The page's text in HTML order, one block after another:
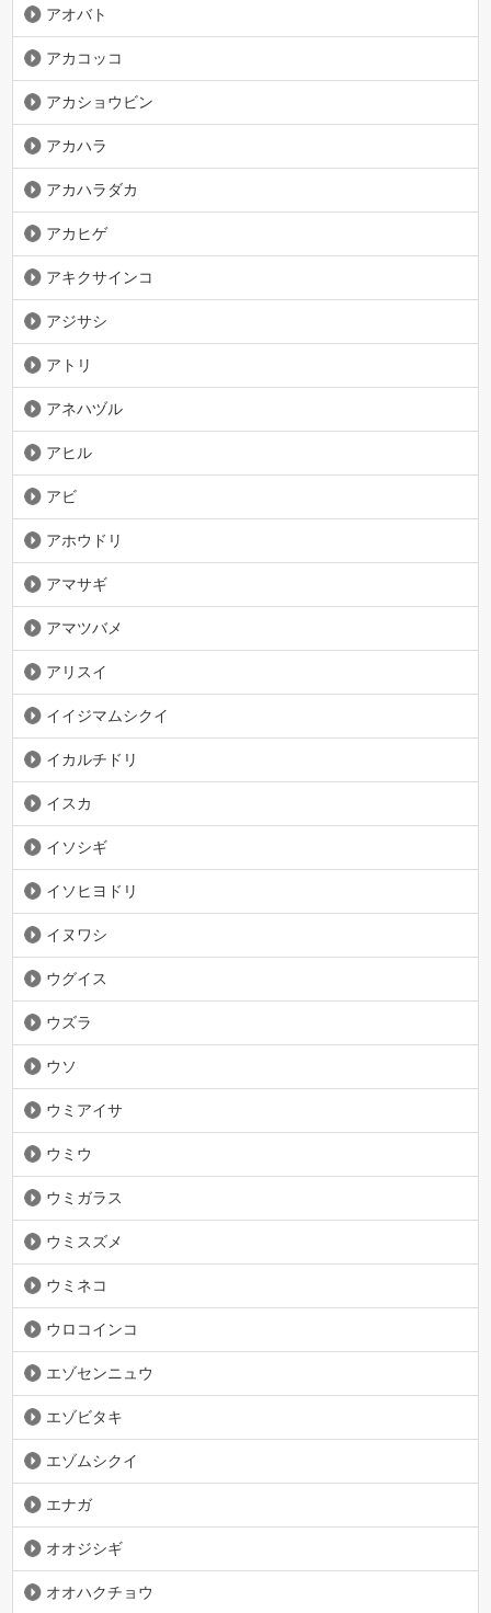
アオバト
アカコッコ
アカショウビン
アカハラ
アカハラダカ
アカヒゲ
アキクサインコ
アジサシ
アトリ
アネハヅル
アヒル
アビ
アホウドリ
アマサギ
アマツバメ
アリスイ
イイジマムシクイ
イカルチドリ
イスカ
イソシギ
イソヒヨドリ
イヌワシ
ウグイス
ウズラ
ウソ
ウミアイサ
ウミウ
ウミガラス
ウミスズメ
ウミネコ
ウロコインコ
エゾセンニュウ
エゾビタキ
エゾムシクイ
エナガ
オオジシギ
オオハクチョウ